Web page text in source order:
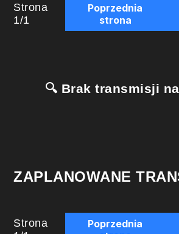
Strona
1/1
Poprzednia
strona
🔍 Brak transmisji
ZAPLANOWANE
Strona
Poprzednia